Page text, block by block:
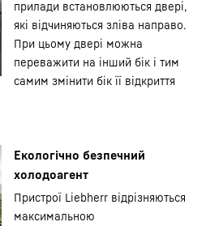
прилади встановлюються двері,
які відчиняються зліва направо.
При цьому двері можна
переважити на інший бік і тим
самим змінити бік її відкриття
Екологічно безпечний
холодоагент
Пристрої Liebherr відрізняються
максимальною